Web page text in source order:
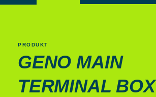
PRODUKT
GENO MAIN
TERMINAL BOX